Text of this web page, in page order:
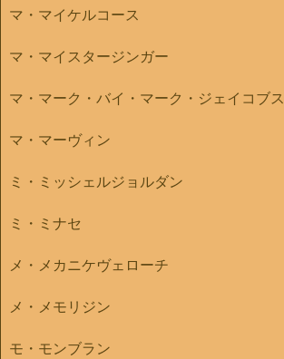
マ・マイケルコース
マ・マイスタージンガー
マ・マーク・バイ・マーク・ジェイコブス
マ・マーヴィン
ミ・ミッシェルジョルダン
ミ・ミナセ
メ・メカニケヴェローチ
メ・メモリジン
モ・モンブラン